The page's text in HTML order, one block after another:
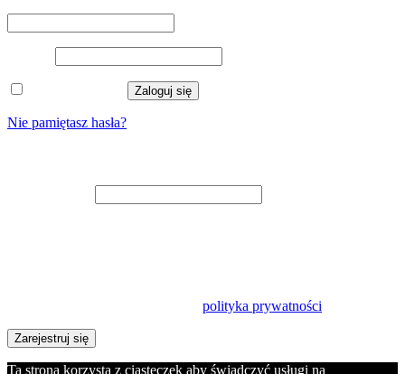
Zaloguj się
Nie pamiętasz hasła?
polityka prywatności
Zarejestruj się
Ta strona korzysta z ciasteczek aby świadczyć usługi na